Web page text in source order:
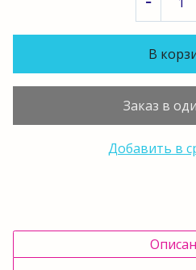
В
Заказ в
Добавить в